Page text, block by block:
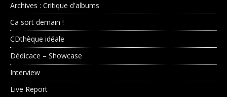
Archives : Critique d'albums
Ca sort demain !
CDthèque idéale
Dédicace – Showcase
Interview
Live Report